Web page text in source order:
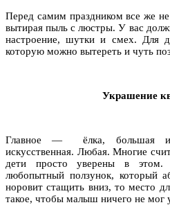
Перед самим праздником все же не
вытирая пыль с люстры. У вас
настроение, шутки и смех. Для
которую можно вытереть и чуть
Украшение
Главное — ёлка, большая
искусственная. Любая. Многие
дети просто уверены в этом.
любопытный ползунок, который
норовит стащить вниз, то место
такое, чтобы малыш ничего не мог